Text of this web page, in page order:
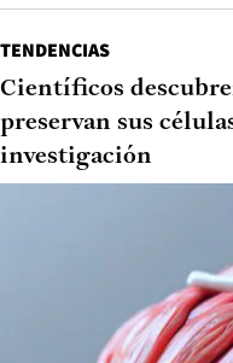
TENDENCIAS
Científicos
preservan sus
investigación